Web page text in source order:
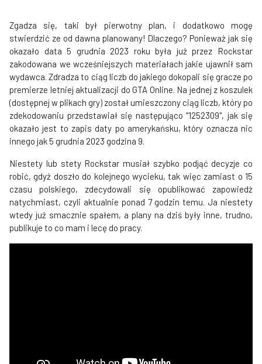
Zgadza się, taki był pierwotny plan, i dodatkowo mogę
stwierdzić ze od dawna planowany! Dlaczego? Ponieważ jak się
okazało data 5 grudnia 2023 roku była już przez Rockstar
zakodowana we wcześniejszych materiałach jakie ujawnił sam
wydawca. Zdradza to ciąg liczb do jakiego dokopali się gracze po
premierze letniej aktualizacji do GTA Online. Na jednej z koszulek
(dostępnej w plikach gry) został umieszczony ciąg liczb, który po
zdekodowaniu przedstawiał się następująco "1252309", jak się
okazało jest to zapis daty po amerykańsku, który oznacza nic
innego jak 5 grudnia 2023 godzina 9.
Niestety lub stety Rockstar musiał szybko podjąć decyzje co
robić, gdyż doszło do kolejnego wycieku, tak więc zamiast o 15
czasu polskiego, zdecydowali się opublikować zapowiedź
natychmiast, czyli aktualnie ponad 7 godzin temu. Ja niestety
wtedy już smacznie spałem, a plany na dziś były inne, trudno,
publikuje to co mam i lecę do pracy.